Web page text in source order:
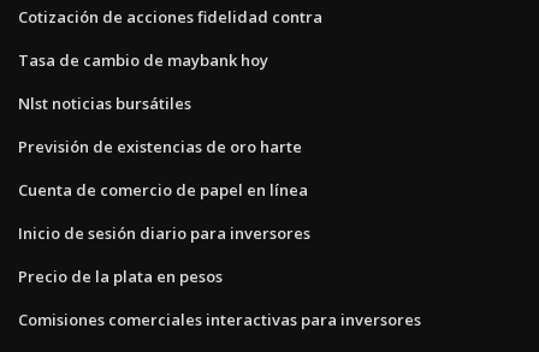
Cotización de acciones fidelidad contra
Tasa de cambio de maybank hoy
Nlst noticias bursátiles
Previsión de existencias de oro harte
Cuenta de comercio de papel en línea
Inicio de sesión diario para inversores
Precio de la plata en pesos
Comisiones comerciales interactivas para inversores